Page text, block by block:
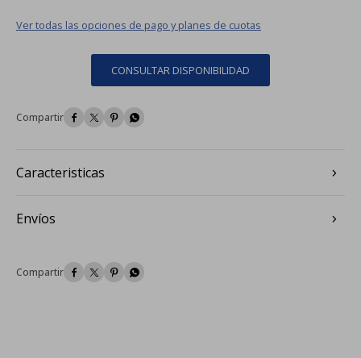
Ver todas las opciones de pago y planes de cuotas
CONSULTAR DISPONIBILIDAD
   
Caracteristicas
Envíos
   